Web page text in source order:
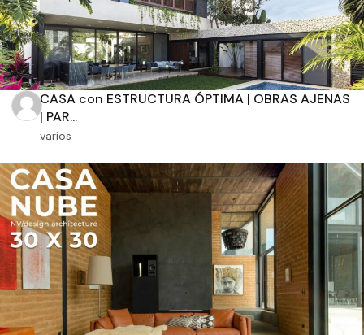
CASA con ESTRUCTURA ÓPTIMA | OBRAS AJENAS
| PAR...
varios
Tipo de obra Estado
Recamaras Baños
Dimensiones
m2 de construcción